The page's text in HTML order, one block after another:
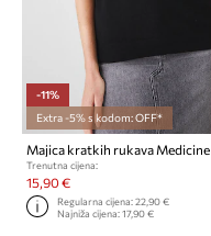
-11%
Extra -5% s kodom: OFF*
Majica kratkih rukava Medicine
Trenutna cijena:
15,90 €
Regularna cijena:22,90 €
Najniža cijena:17,90 €